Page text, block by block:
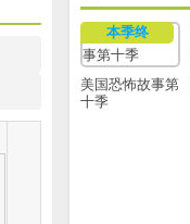
本季终
美国恐怖故事第
十季